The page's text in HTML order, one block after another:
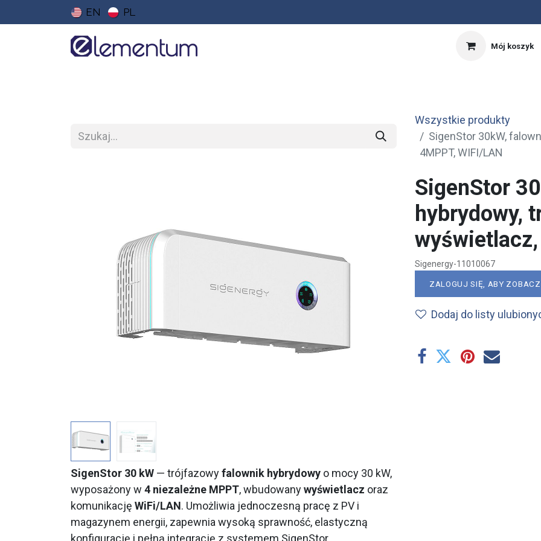
EN PL
Mój koszyk
Wszystkie produkty
SigenStor 30kW,
4MPPT, WIFI/LAN
SigenStor 30 kW — trójfazowyfalownik hybrydowy o mocy 30 kW,
wyposażony w 4 niezależne MPPT, wbudowanywyświetlacz oraz
komunikację WiFi/LAN. Umożliwia jednoczesną pracę z PV i
magazynem energii, zapewnia wysoką sprawność, elastyczną
konfigurację i pełną integrację z systemem SigenStor.
SigenStor
hybrydowy,
Sigenergy-11010067
ZALOGUJ SIĘ, ABY
Dodaj do listy